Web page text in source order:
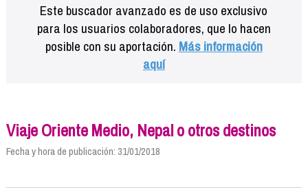
Este buscador avanzado es de uso exclusivo
para los usuarios colaboradores, que lo hacen
posible con su aportación. Más información
aquí
Viaje Oriente Medio, Nepal o otros destinos
Fecha y hora de publicación: 31/01/2018